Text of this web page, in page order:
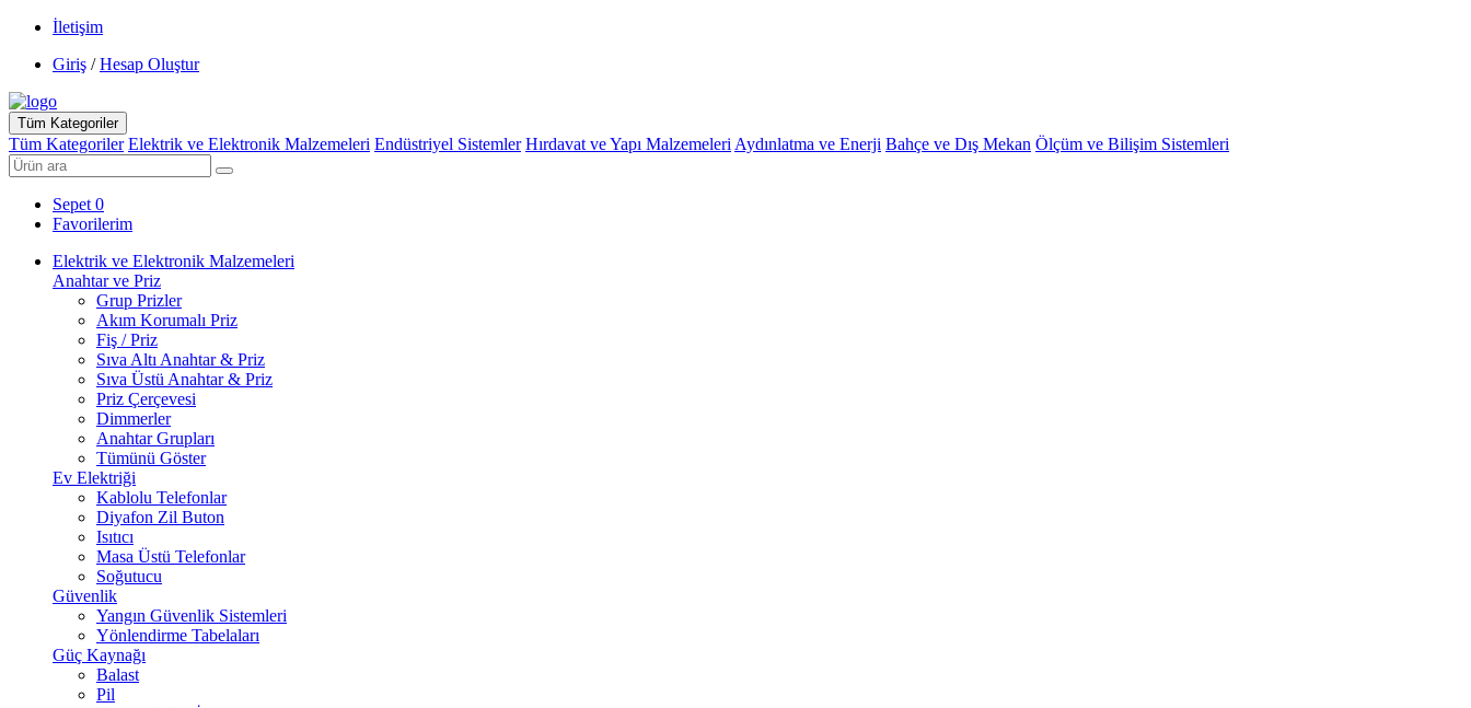
İletişim
Giriş / Hesap Oluştur
Tüm Kategoriler
Tüm Kategoriler Elektrik ve Elektronik Malzemeleri Endüstriyel Sistemler Hırdavat ve Yapı Malzemeleri Aydınlatma ve Enerji Bahçe ve Dış Mekan Ölçüm ve Bilişim Sistemleri
Sepet 0
Favorilerim
Elektrik ve Elektronik Malzemeleri
Anahtar ve Priz
Grup Prizler
Akım Korumalı Priz
Fiş / Priz
Sıva Altı Anahtar & Priz
Sıva Üstü Anahtar & Priz
Priz Çerçevesi
Dimmerler
Anahtar Grupları
Tümünü Göster
Ev Elektriği
Kablolu Telefonlar
Diyafon Zil Buton
Isıtıcı
Masa Üstü Telefonlar
Soğutucu
Güvenlik
Yangın Güvenlik Sistemleri
Yönlendirme Tabelaları
Güç Kaynağı
Balast
Pil